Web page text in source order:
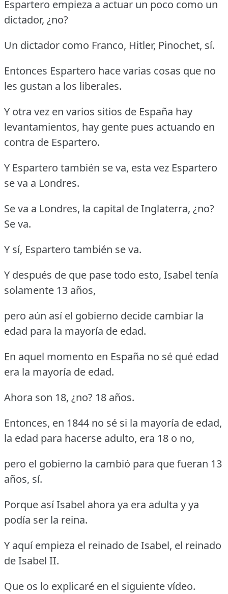
Espartero empieza a actuar un poco como un
dictador, ¿no?
Un dictador como Franco, Hitler, Pinochet, sí.
Entonces Espartero hace varias cosas que no
les gustan a los liberales.
Y otra vez en varios sitios de España hay
levantamientos, hay gente pues actuando en
contra de Espartero.
Y Espartero también se va, esta vez Espartero
se va a Londres.
Se va a Londres, la capital de Inglaterra, ¿no?
Se va.
Y sí, Espartero también se va.
Y después de que pase todo esto, Isabel tenía
solamente 13 años,
pero aún así el gobierno decide cambiar la
edad para la mayoría de edad.
En aquel momento en España no sé qué edad
era la mayoría de edad.
Ahora son 18, ¿no? 18 años.
Entonces, en 1844 no sé si la mayoría de edad,
la edad para hacerse adulto, era 18 o no,
pero el gobierno la cambió para que fueran 13
años, sí.
Porque así Isabel ahora ya era adulta y ya
podía ser la reina.
Y aquí empieza el reinado de Isabel, el reinado
de Isabel II.
Que os lo explicaré en el siguiente vídeo.